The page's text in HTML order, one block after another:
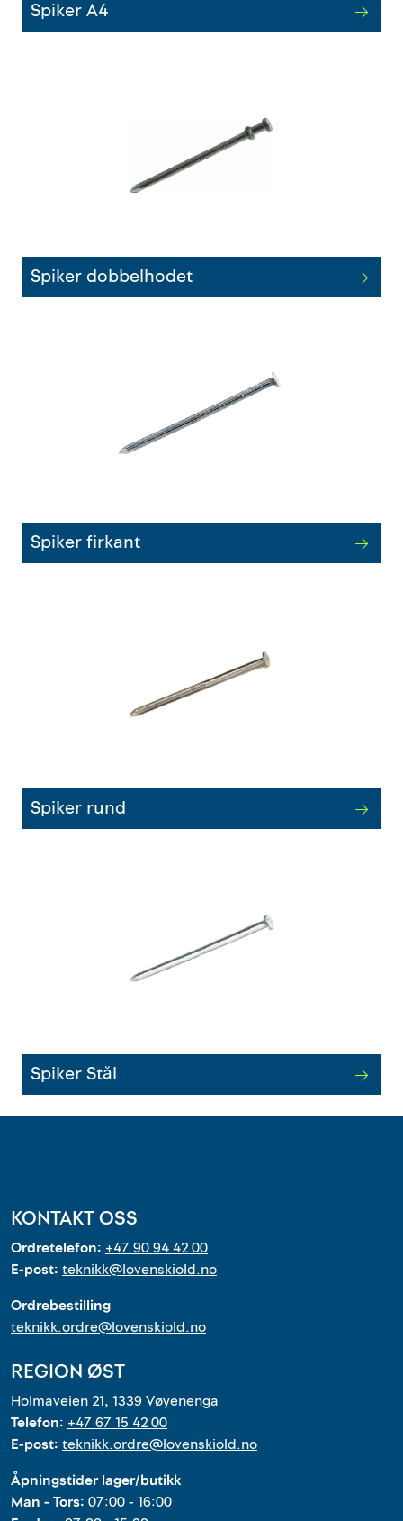
Spiker A4
Spiker dobbelhodet
Spiker firkant
Spiker rund
Spiker Stål
KONTAKT OSS
Ordretelefon: +47 90 94 42 00
E-post: teknikk@lovenskiold.no
Ordrebestilling
teknikk.ordre@lovenskiold.no
REGION ØST
Holmaveien 21, 1339 Vøyenenga
Telefon: +47 67 15 42 00
E-post: teknikk.ordre@lovenskiold.no
Åpningstider lager/butikk
Man - Tors: 07:00 - 16:00
Innstøpningsgods
Forskaling